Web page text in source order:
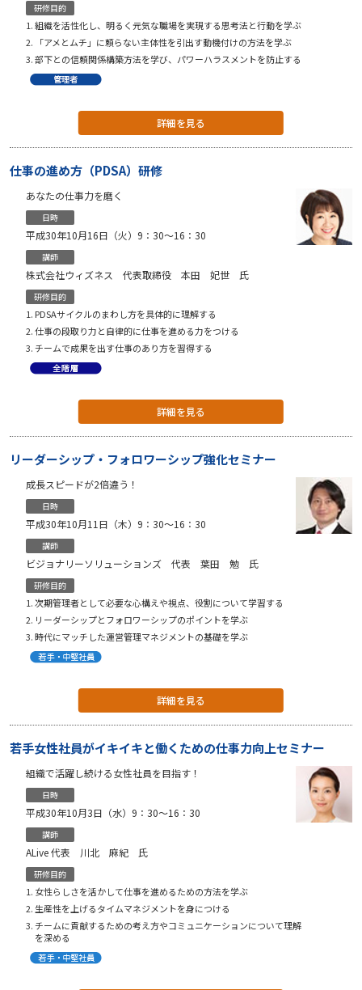
研修目的
組織を活性化し、明るく元気な職場を実現する思考法と行動を学ぶ
「アメとムチ」に頼らない主体性を引出す動機付けの方法を学ぶ
部下との信頼関係構築方法を学び、パワーハラスメントを防止する
詳細を見る
仕事の進め方（PDSA）研修
あなたの仕事力を磨く
日時
平成30年10月16日（火）9：30〜16：30
講師
株式会社ウィズネス 代表取締役 本田 妃世 氏
研修目的
PDSAサイクルのまわし方を具体的に理解する
仕事の段取り力と自律的に仕事を進める力をつける
チームで成果を出す仕事のあり方を習得する
詳細を見る
リーダーシップ・フォロワーシップ強化セミナー
成長スピードが2倍違う！
日時
平成30年10月11日（木）9：30〜16：30
講師
ビジョナリーソリューションズ 代表 葉田 勉 氏
研修目的
次期管理者として必要な心構えや視点、役割について学習する
リーダーシップとフォロワーシップのポイントを学ぶ
時代にマッチした運営管理マネジメントの基礎を学ぶ
詳細を見る
若手女性社員がイキイキと働くための仕事力向上セミナー
組織で活躍し続ける女性社員を目指す！
日時
平成30年10月3日（水）9：30〜16：30
講師
ALive 代表 川北 麻紀 氏
研修目的
女性らしさを活かして仕事を進めるための方法を学ぶ
生産性を上げるタイムマネジメントを身につける
チームに貢献するための考え方やコミュニケーションについて理解
を深める